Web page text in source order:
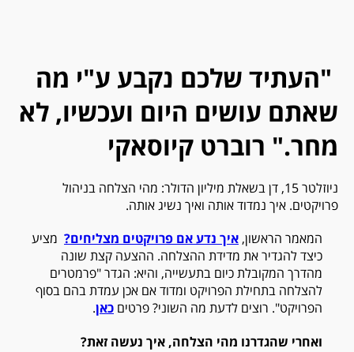
"העתיד שלכם נקבע ע"י מה
שאתם עושים היום ועכשיו, לא
מחר." רוברט קיוסאקי
ניוזלטר 15, דן בשאלת מיליון הדולר: מהי הצלחה בניהול
פרויקטים. איך נמדוד אותה ואיך נשיג אותה.
המאמר הראשון, איך נדע אם פרויקטים מצליחים? מציע
כיצד להגדיר את מדידת ההצלחה. ההצעה קצת שונה
מהדרך המקובלת כיום בתעשייה, והיא: הגדר "פרמטרים
להצלחה בתחילת הפרויקט ומדוד אם אכן עמדת בהם בסוף
הפרויקט". רוצים לדעת מה השוני? פרטים כאן.
ואחרי שהגדרנו מהי הצלחה, איך נעשה זאת?